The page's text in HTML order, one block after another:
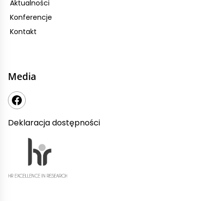
Aktualności
Konferencje
Kontakt
Media
Deklaracja dostępności